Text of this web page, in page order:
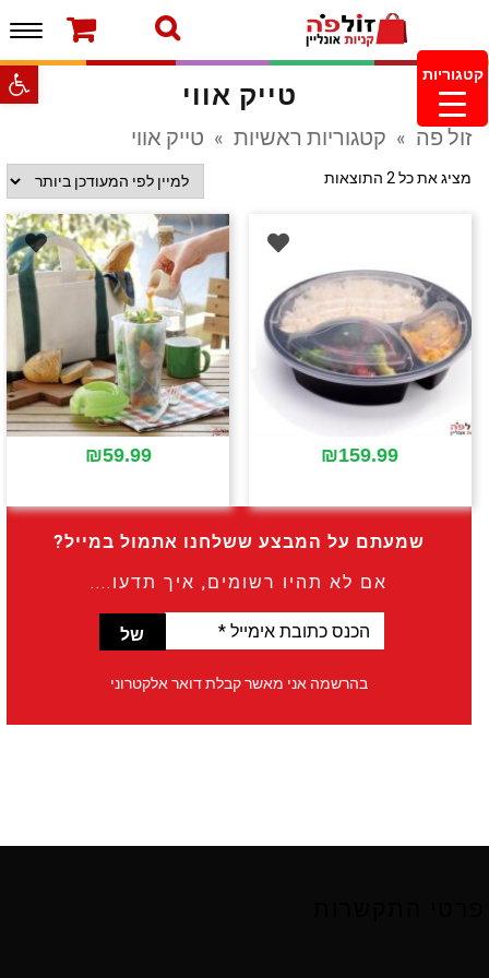
פתח
ברוכים הבאים לחנות של זולפה!
עמוד הבית
משלוחים והחזרות
מוצרים חדשים
צור קשר
מעקב הזמנות
מעל 249.99ש”ח
טייק אווי
זול פה » קטגוריות ראשיות » טייק אווי
מציג את כל 2 התוצאות
₪159.99
₪59.99
שמעתם על המבצע ששלחנו אתמול במייל?
אם לא תהיו רשומים, איך תדעו....
כתובת
*
בהרשמה אני מאשר קבלת דואר אלקטרוני
קטגוריות